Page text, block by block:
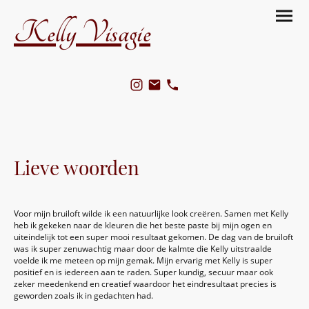
Kelly Visagie
Lieve woorden
Voor mijn bruiloft wilde ik een natuurlijke look creëren. Samen met Kelly
heb ik gekeken naar de kleuren die het beste paste bij mijn ogen en
uiteindelijk tot een super mooi resultaat gekomen. De dag van de bruiloft
was ik super zenuwachtig maar door de kalmte die Kelly uitstraalde
voelde ik me meteen op mijn gemak. Mijn ervarig met Kelly is super
positief en is iedereen aan te raden. Super kundig, secuur maar ook
zeker meedenkend en creatief waardoor het eindresultaat precies is
geworden zoals ik in gedachten had.